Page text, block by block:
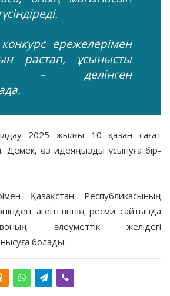
ережелерімен
растап, ұсынысты
– делінген
2025 жылғы 10 қазан сағат
Демек, өз идеяңызды ұсынуға бір-
Қазақстан Республикасының
агенттігінің ресми сайтында
әлеуметтік желідегі
болады.